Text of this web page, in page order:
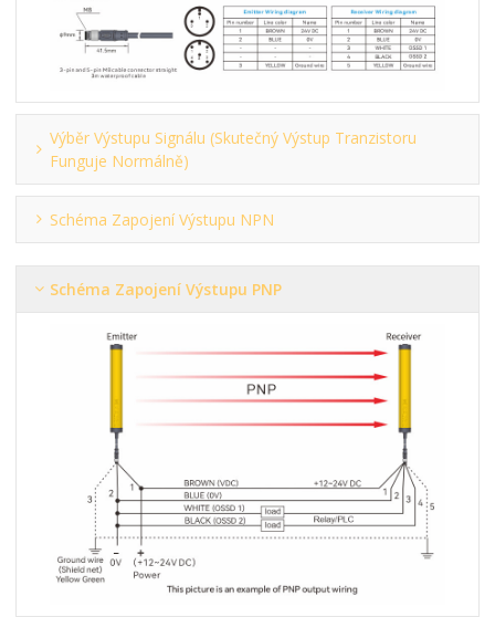
Výběr Výstupu Signálu (skutečný Výstup Tranzistoru
Funguje Normálně)
Schéma Zapojení Výstupu NPN
Schéma Zapojení Výstupu PNP